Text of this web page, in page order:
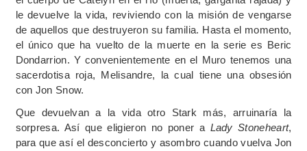
le devuelve la vida, reviviendo con la misión de vengarse
de aquellos que destruyeron su familia. Hasta el momento,
el único que ha vuelto de la muerte en la serie es Beric
Dondarrion. Y convenientemente en el Muro tenemos una
sacerdotisa roja, Melisandre, la cual tiene una obsesión
con Jon Snow.
Que devuelvan a la vida otro Stark más, arruinaría la
sorpresa. Así que eligieron no poner a Lady Stoneheart,
para que así el desconcierto y asombro cuando vuelva Jon